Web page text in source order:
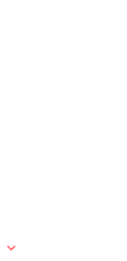
keyboard_arrow_down